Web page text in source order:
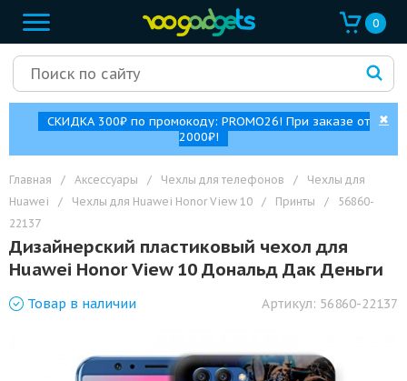
0
СКИДКА 300₽ по промокоду: PROMO26! При заказе от
2000₽!
✖
Главная / Аксессуары / Чехлы для телефонов /
Чехлы для
Huawei
/ Чехлы для Huawei Honor View 10 / Принты /
56860-
22137
Дизайнерский пластиковый чехол для
Huawei Honor View 10 Дональд Дак Деньги
Товар в наличии Артикул: 56860-22137